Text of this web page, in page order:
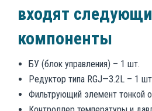
входят
компоненты
БУ (блок управления) – 1 шт.
Редуктор типа RGJ—3.2L – 1
Фильтрующий элемент тонкой